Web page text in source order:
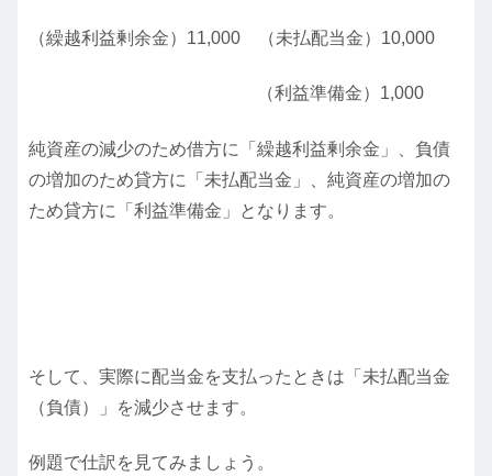
（繰越利益剰余金）11,000 （未払配当金）10,000
（利益準備金）1,000
純資産の減少のため借方に「繰越利益剰余金」、負債
の増加のため貸方に「未払配当金」、純資産の増加の
ため貸方に「利益準備金」となります。
そして、実際に配当金を支払ったときは「未払配当金
（負債）」を減少させます。
例題で仕訳を見てみましょう。